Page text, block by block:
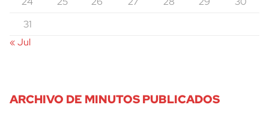
31
« Jul
ARCHIVO DE MINUTOS PUBLICADOS